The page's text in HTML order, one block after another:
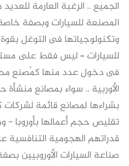
الجميع .. الرغبة العارمة
المصنعة للسيارات وبصفة
وتكنولوجياتها فى التوغل
للسيارات – ليس فقط على
فى دخول عدد منها كمُصنع
الأوربية .. سواء بمصانع منشأة
بشراءها لمصانع قائمة
تقليص حجم أعمالها بأوروبا -
قدراتهم الهجومية التنافسية
صناعة السيارات الأوروبيين